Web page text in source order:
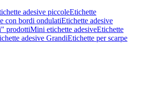
adesive piccoleEtichette
con bordi ondulatiEtichette adesive
prodottiMini etichette adesiveEtichette
adesive GrandiEtichette per scarpe